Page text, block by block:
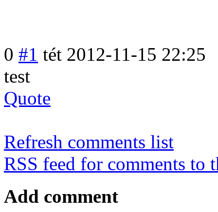
0 #1 tét 2012-11-15 22:25
test
Quote
Refresh comments list
RSS feed for comments to
Add comment